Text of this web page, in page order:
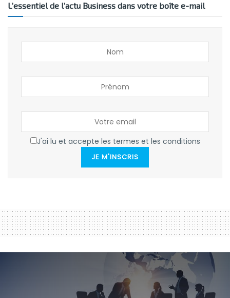
L’essentiel de l’actu Business dans votre boîte e-mail
J'ai lu et accepte les termes et les conditions
JE M'INSCRIS